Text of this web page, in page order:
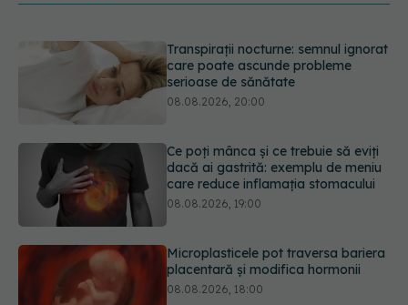
dacă ai gastrită: exemplu de meniu
care reduce inflamația stomacului
08.08.2026, 19:00
placentară și modifica hormonii
08.08.2026, 18:00
păr. Tot mai multe femei îl adoră
08.08.2026, 17:00